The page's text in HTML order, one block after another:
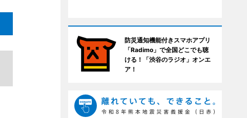
防災通知機能付きスマホアプリ
「Radimo」で全国どこでも聴
ける！「渋谷のラジオ」オンエ
ア！